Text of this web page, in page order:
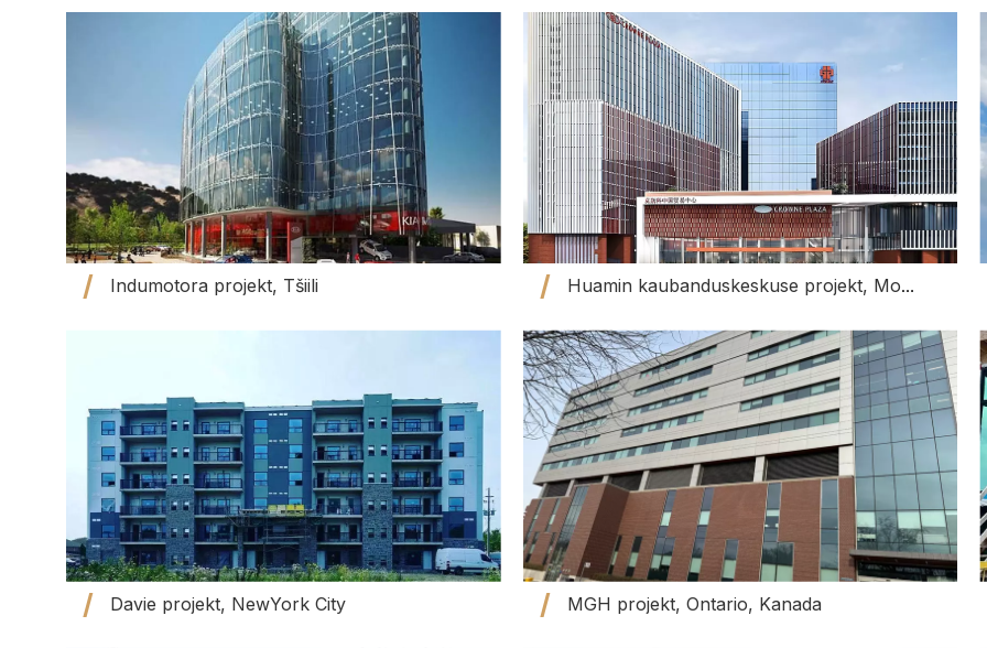
Indumotora projekt, Tšiili Huamin kaubanduskeskuse projekt, Moskva, Venemaa
Davie projekt, NewYork City MGH projekt, Ontario, Kanada